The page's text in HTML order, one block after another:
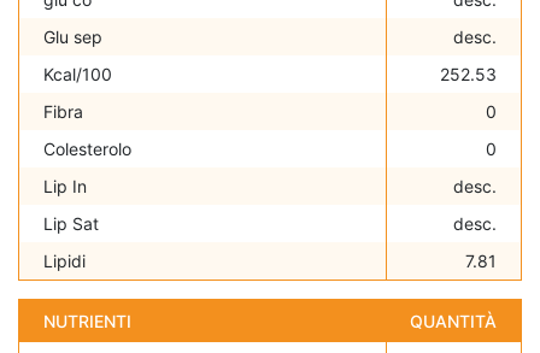
Glu sep
desc.
Kcal/100
252.53
Fibra
0
Colesterolo
0
Lip In
desc.
Lip Sat
desc.
Lipidi
7.81
NUTRIENTI
QUANTITÀ